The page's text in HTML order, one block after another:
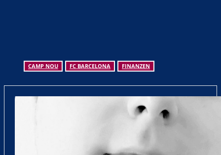
CAMP NOU FC BARCELONA FINANZEN